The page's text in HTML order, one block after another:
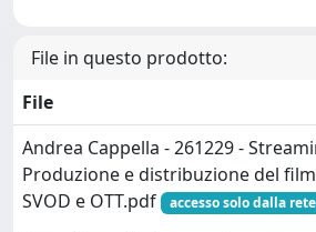
File in questo prodotto:
File
Andrea Cappella - 261229 -
Produzione e distribuzione del
SVOD e OTT.pdf
accesso solo dalla